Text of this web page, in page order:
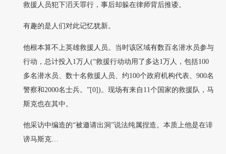
救援人员犯下滔天罪行，事后却躲在律师背后推诿。
有趣的是人们对此记忆犹新。
他根本算不上英雄救援人员。当时该区域有数百名潜水员参与
行动，总计投入1万人(“救援行动动用了多达1万人，包括100
多名潜水员、数十名救援人员、约100个政府机构代表、900名
警察和2000名士兵。”[0])。现场有来自11个国家的救援队，马
斯克也在其中。
他采访中编造的“被邀请出洞”说法纯属捏造。本质上他是在诽
谤马斯克…